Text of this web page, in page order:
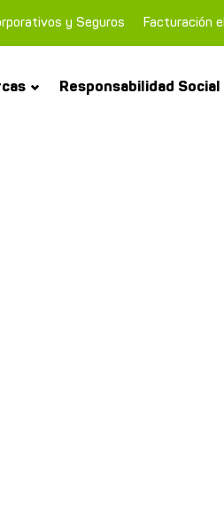
y Seguros Facturación
Responsabilidad Social